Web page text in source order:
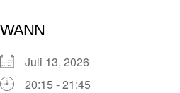
WANN
Juli 13, 2026
20:15 - 21:45